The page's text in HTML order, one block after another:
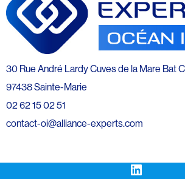
30 Rue André Lardy Cuves de la Mare Bat C
97438 Sainte-Marie
02 62 15 02 51
contact-oi@alliance-experts.com
LinkedIn